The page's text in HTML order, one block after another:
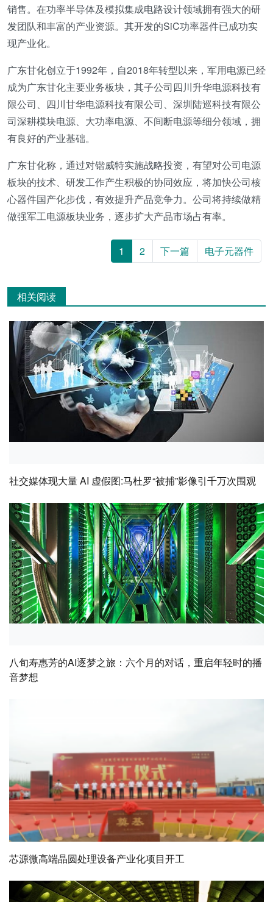
销售。在功率半导体及模拟集成电路设计领域拥有强大的研
发团队和丰富的产业资源。其开发的SiC功率器件已成功实
现产业化。
广东甘化创立于1992年，自2018年转型以来，军用电源已经
成为广东甘化主要业务板块，其子公司四川升华电源科技有
限公司、四川甘华电源科技有限公司、深圳陆巡科技有限公
司深耕模块电源、大功率电源、不间断电源等细分领域，拥
有良好的产业基础。
广东甘化称，通过对锴威特实施战略投资，有望对公司电源
板块的技术、研发工作产生积极的协同效应，将加快公司核
心器件国产化步伐，有效提升产品竞争力。公司将持续做精
做强军工电源板块业务，逐步扩大产品市场占有率。
1 2 下一篇 电子元器件
相关阅读
社交媒体现大量 AI 虚假图:马杜罗“被捕”影像引千万次围观
八旬寿惠芳的AI逐梦之旅：六个月的对话，重启年轻时的播
音梦想
芯源微高端晶圆处理设备产业化项目开工